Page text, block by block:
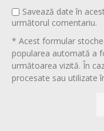
Savează date în
următorul comentariu.
* Acest formular
popularea automată a
următoarea vizită. În
procesate sau utilizate